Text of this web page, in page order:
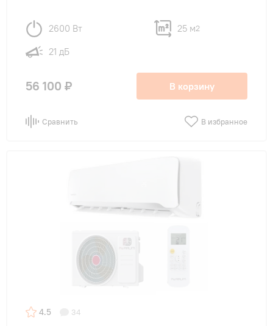
2600 Вт 25 м2
21 дБ
56 100 ₽ В корзину
Сравнить В избранное
4.5 34